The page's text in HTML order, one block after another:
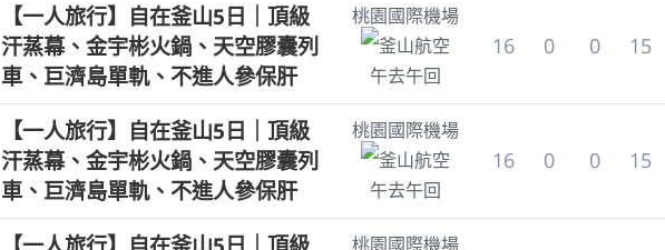
【一人旅行】自在釜山5日｜頂級
汗蒸幕、金宇彬火鍋、天空膠囊列
車、巨濟島單軌、不進人參保肝
桃園國際機場
釜山航空
午去午回
16 0 0 15
【一人旅行】自在釜山5日｜頂級
汗蒸幕、金宇彬火鍋、天空膠囊列
車、巨濟島單軌、不進人參保肝
桃園國際機場
釜山航空
午去午回
16 0 0 15
桃園國際機場